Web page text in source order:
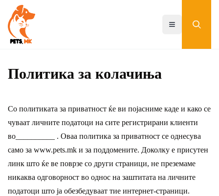
main
content
Toggle menu
Политика за колачиња
Со политиката за приватност ќе ви појасниме каде и како се
чуваат личните податоци на сите регистрирани клиенти
во__________ . Оваа политика за приватност се однесува
само за www.pets.mk и за поддомените. Доколку е присутен
линк што ќе ве поврзе со други страници, не преземаме
никаква одговорност во однос на заштитата на личните
податоци што ја обезбедуваат тие интернет-страници.